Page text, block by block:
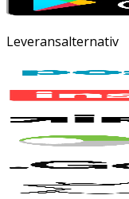
Leveransalternativ